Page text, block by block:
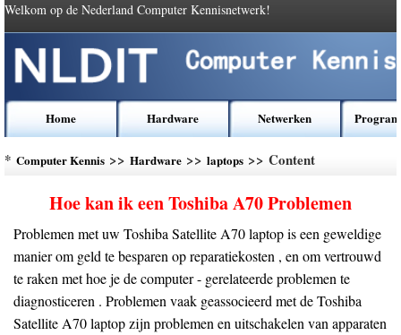
Welkom op de Nederland Computer Kennisnetwerk!
Home Hardware Netwerken
* Computer Kennis >> Hardware >> laptops >> Content
Hoe kan ik een Toshiba A70 Problemen
Problemen met uw Toshiba Satellite A70 laptop is een geweldige
manier om geld te besparen op reparatiekosten , en om vertrouwd
te raken met hoe je de computer - gerelateerde problemen te
diagnosticeren . Problemen vaak geassocieerd met de Toshiba
Satellite A70 laptop zijn problemen en uitschakelen van apparaten